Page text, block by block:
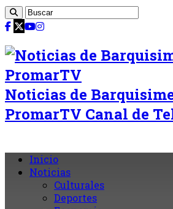
Noticias de
PromarTV Canal de
Inicio
Noticias
Culturales
Deportes